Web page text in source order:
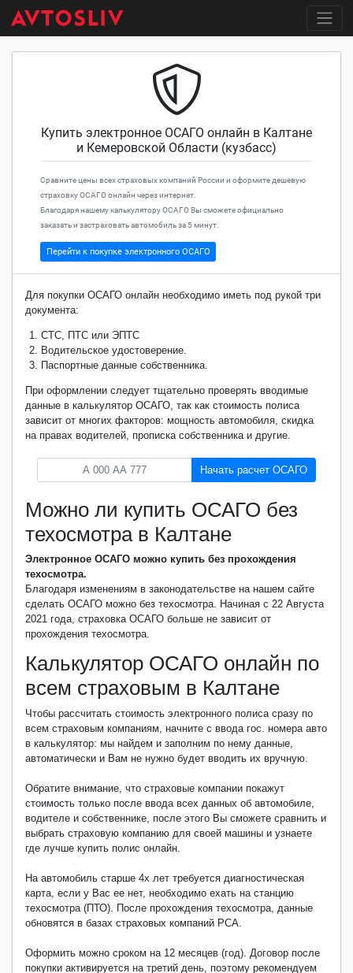
Купить электронное ОСАГО онлайн в Калтане
и Кемеровской Области (кузбасс)
Сравните цены всех страховых компаний России и оформите дешевую
страховку ОСАГО онлайн через интернет.
Благодаря нашему калькулятору ОСАГО Вы сможете официально
заказать и застраховать автомобиль за 5 минут.
Перейти к покупке электронного ОСАГО
Для покупки ОСАГО онлайн необходимо иметь под рукой три
документа:
СТС, ПТС или ЭПТС
Водительское удостоверение.
Паспортные данные собственника.
При оформлении следует тщательно проверять вводимые
данные в калькулятор ОСАГО, так как стоимость полиса
зависит от многих факторов: мощность автомобиля, скидка
на правах водителей, прописка собственника и другие.
Начать расчет ОСАГО
Можно ли купить ОСАГО без
техосмотра в Калтане
Электронное ОСАГО можно купить без прохождения
техосмотра.
Благодаря изменениям в законодательстве на нашем сайте
сделать ОСАГО можно без техосмотра. Начиная с 22 Августа
2021 года, страховка ОСАГО больше не зависит от
прохождения техосмотра.
Калькулятор ОСАГО онлайн по
всем страховым в Калтане
Чтобы рассчитать стоимость электронного полиса сразу по
всем страховым компаниям, начните с ввода гос. номера авто
в калькулятор: мы найдем и заполним по нему данные,
автоматически и Вам не нужно будет вводить их вручную.
Обратите внимание, что страховые компании покажут
стоимость только после ввода всех данных об автомобиле,
водителе и собственнике, после этого Вы сможете сравнить и
выбрать страховую компанию для своей машины и узнаете
где лучше купить полис онлайн.
На автомобиль старше 4х лет требуется диагностическая
карта, если у Вас ее нет, необходимо ехать на станцию
техосмотра (ПТО). После прохождения техосмотра, данные
обновятся в базах страховых компаний РСА.
Оформить можно сроком на 12 месяцев (год). Договор после
покупки активируется на третий день, поэтому рекомендуем